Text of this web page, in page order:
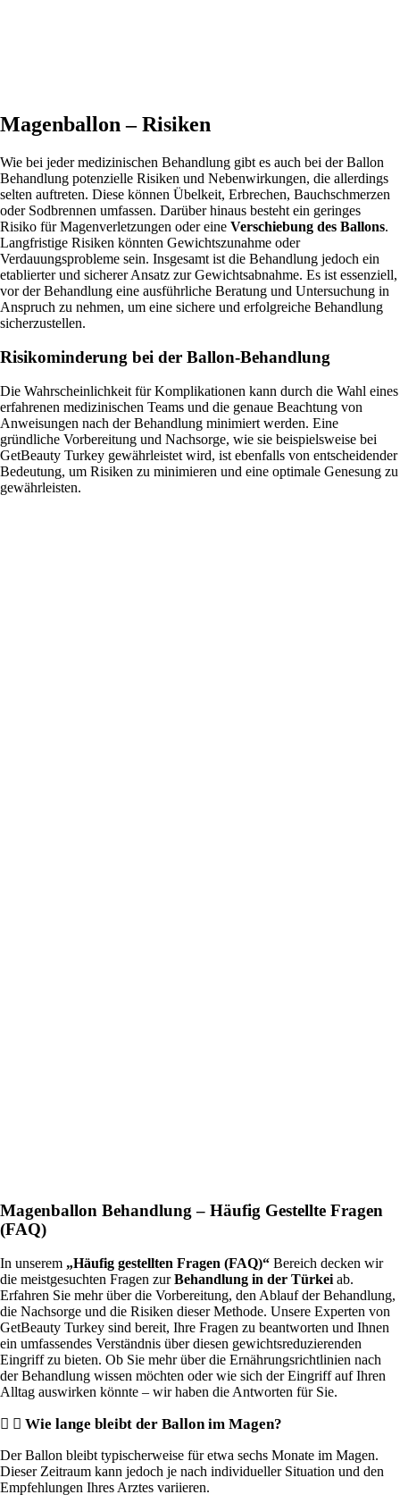
Magenballon – Risiken
Wie bei jeder medizinischen Behandlung gibt es auch bei der Ballon
Behandlung potenzielle Risiken und Nebenwirkungen, die allerdings
selten auftreten. Diese können Übelkeit, Erbrechen, Bauchschmerzen
oder Sodbrennen umfassen. Darüber hinaus besteht ein geringes
Risiko für Magenverletzungen oder eine Verschiebung des Ballons.
Langfristige Risiken könnten Gewichtszunahme oder
Verdauungsprobleme sein. Insgesamt ist die Behandlung jedoch ein
etablierter und sicherer Ansatz zur Gewichtsabnahme. Es ist essenziell,
vor der Behandlung eine ausführliche Beratung und Untersuchung in
Anspruch zu nehmen, um eine sichere und erfolgreiche Behandlung
sicherzustellen.
Risikominderung bei der Ballon-Behandlung
Die Wahrscheinlichkeit für Komplikationen kann durch die Wahl eines
erfahrenen medizinischen Teams und die genaue Beachtung von
Anweisungen nach der Behandlung minimiert werden. Eine
gründliche Vorbereitung und Nachsorge, wie sie beispielsweise bei
GetBeauty Turkey gewährleistet wird, ist ebenfalls von entscheidender
Bedeutung, um Risiken zu minimieren und eine optimale Genesung zu
gewährleisten.
Magenballon Behandlung – Häufig Gestellte Fragen
(FAQ)
In unserem „Häufig gestellten Fragen (FAQ)“ Bereich decken wir
die meistgesuchten Fragen zurBehandlung in der Türkei ab.
Erfahren Sie mehr über die Vorbereitung, den Ablauf der Behandlung,
die Nachsorge und die Risiken dieser Methode. Unsere Experten von
GetBeauty Turkey sind bereit, Ihre Fragen zu beantworten und Ihnen
ein umfassendes Verständnis über diesen gewichtsreduzierenden
Eingriff zu bieten. Ob Sie mehr über die Ernährungsrichtlinien nach
der Behandlung wissen möchten oder wie sich der Eingriff auf Ihren
Alltag auswirken könnte – wir haben die Antworten für Sie.
Wie lange bleibt der Ballon im Magen?
Der Ballon bleibt typischerweise für etwa sechs Monate im Magen.
Dieser Zeitraum kann jedoch je nach individueller Situation und den
Empfehlungen Ihres Arztes variieren.